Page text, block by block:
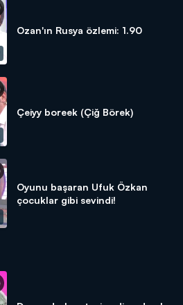
Ozan'ın Rusya özlemi: 1.90
Çeiyy boreek (Çiğ Börek)
Oyunu başaran Ufuk Özkan
çocuklar gibi sevindi!